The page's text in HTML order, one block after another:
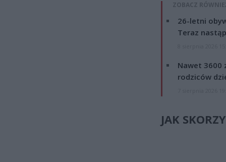
ZOBACZ
26-letni
Teraz
Nawet 3600
rodziców
JAK